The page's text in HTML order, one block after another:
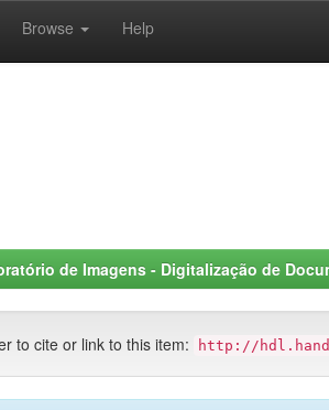
Browse Help
de Imagens - Digitalização de
to cite or link to this item: http://